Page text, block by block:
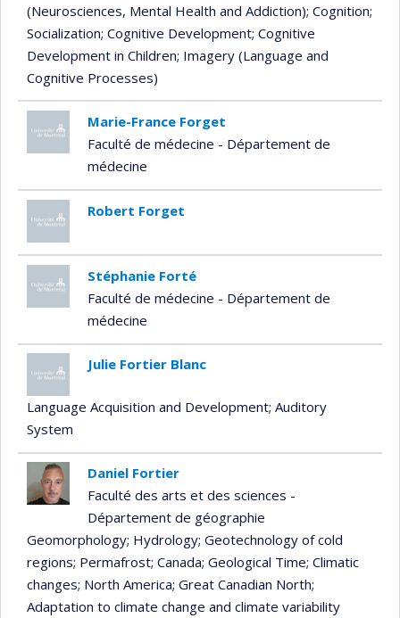
(Neurosciences, Mental Health and Addiction); Cognition;
Socialization; Cognitive Development; Cognitive
Development in Children; Imagery (Language and
Cognitive Processes)
Marie-France Forget
Faculté de médecine - Département de
médecine
Robert Forget
Stéphanie Forté
Faculté de médecine - Département de
médecine
Julie Fortier Blanc
Language Acquisition and Development; Auditory
System
Daniel Fortier
Faculté des arts et des sciences -
Département de géographie
Geomorphology; Hydrology; Geotechnology of cold
regions; Permafrost; Canada; Geological Time; Climatic
changes; North America; Great Canadian North;
Adaptation to climate change and climate variability